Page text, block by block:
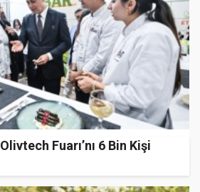
Fuarı’nı 6 Bin Kişi